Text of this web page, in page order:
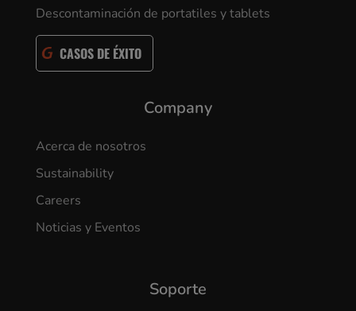
Descontaminación de portatiles y tablets
CASOS DE ÉXITO
Company
Acerca de nosotros
Sustainability
Careers
Noticias y Eventos
Soporte